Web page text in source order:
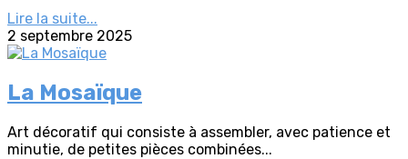
Lire la suite...
2 septembre 2025
La Mosaïque
Art décoratif qui consiste à assembler, avec patience et
minutie, de petites pièces combinées...